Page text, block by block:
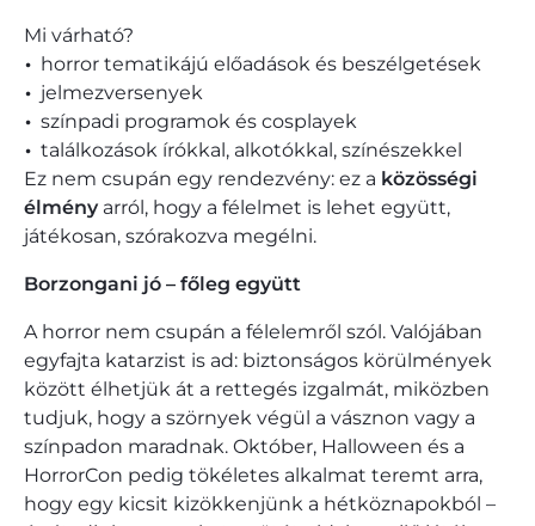
Mi várható?
horror tematikájú előadások és beszélgetések
jelmezversenyek
színpadi programok és cosplayek
találkozások írókkal, alkotókkal, színészekkel
Ez nem csupán egy rendezvény: ez a közösségi
élményarról, hogy a félelmet is lehet együtt,
játékosan, szórakozva megélni.
Borzongani jó – főleg együtt
A horror nem csupán a félelemről szól. Valójában
egyfajta katarzist is ad: biztonságos körülmények
között élhetjük át a rettegés izgalmát, miközben
tudjuk, hogy a szörnyek végül a vásznon vagy a
színpadon maradnak. Október, Halloween és a
HorrorCon pedig tökéletes alkalmat teremt arra,
hogy egy kicsit kizökkenjünk a hétköznapokból –